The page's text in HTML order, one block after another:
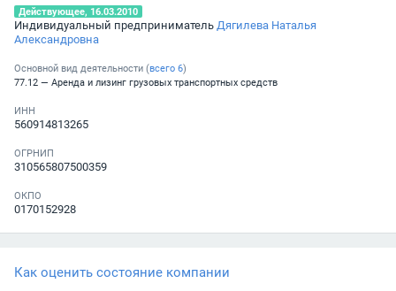
Действующее, 16.03.2010
Индивидуальный предприниматель Дягилева Наталья
Александровна
Основной вид деятельности (всего 6)
77.12 — Аренда и лизинг грузовых транспортных средств
ИНН
560914813265
ОГРНИП
310565807500359
ОКПО
0170152928
Как оценить состояние компании